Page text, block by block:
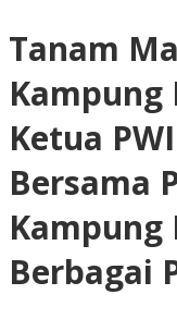
Tanam
Kampung
Ketua
Bersama
Kampung
Berbagai